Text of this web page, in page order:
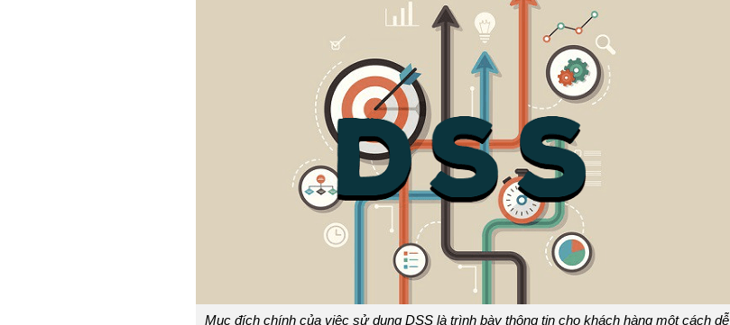
Mục đích chính của việc sử dụng DSS là trình bày thông tin cho khách hàng một cách dễ